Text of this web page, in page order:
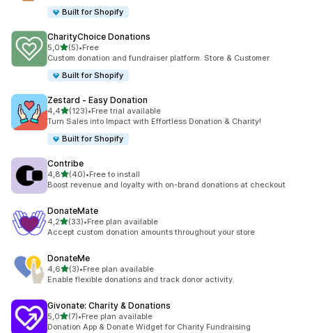
Built for Shopify
CharityChoice Donations
5,05 yıldız üzerinden
(5)
toplam 5 değerlendirme
•Free
Custom donation and fundraiser platform. Store & Customer
Built for Shopify
Zestard ‑ Easy Donation
4,45 yıldız üzerinden
(123)
toplam 123 değerlendirme
•Free trial available
Turn Sales into Impact with Effortless Donation & Charity!
Built for Shopify
Contribe
4,85 yıldız üzerinden
(40)
toplam 40 değerlendirme
•Free to install
Boost revenue and loyalty with on-brand donations at checkout
DonateMate
4,25 yıldız üzerinden
(33)
toplam 33 değerlendirme
•Free plan available
Accept custom donation amounts throughout your store
DonateMe
4,65 yıldız üzerinden
(3)
toplam 3 değerlendirme
•Free plan available
Enable flexible donations and track donor activity.
Givonate: Charity & Donations
5,05 yıldız üzerinden
(7)
toplam 7 değerlendirme
•Free plan available
Donation App & Donate Widget for Charity Fundraising